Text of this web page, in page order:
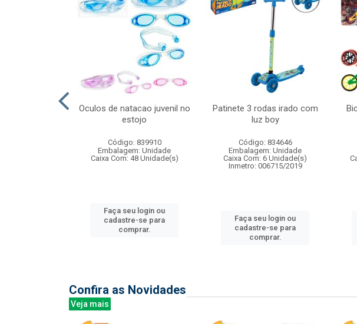
Oculos de natacao juvenil no
estojo
Código: 839910
Embalagem: Unidade
Caixa Com: 48 Unidade(s)
Faça seu login ou
cadastre-se para
comprar.
Patinete 3 rodas irado com
luz boy
Código: 834646
Embalagem: Unidade
Caixa Com: 6 Unidade(s)
Inmetro: 006715/2019
Faça seu login ou
cadastre-se para
comprar.
Confira as Novidades
Veja mais